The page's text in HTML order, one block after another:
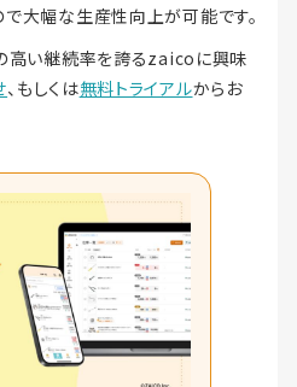
で大幅な生産性向上が可能です。
高い継続率を誇るzaicoに興味
、もしくは無料トライアルからお